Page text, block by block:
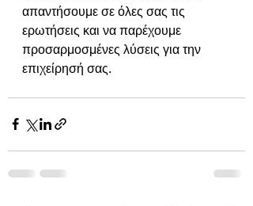
απαντήσουμε σε όλες σας τις
ερωτήσεις και να παρέχουμε
προσαρμοσμένες λύσεις για την
επιχείρησή σας.